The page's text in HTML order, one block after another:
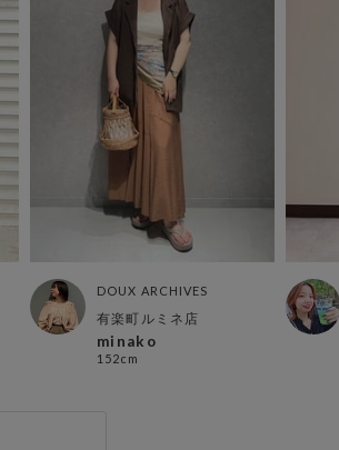
DOUX ARCHIVES
有楽町ルミネ店
minako
152cm